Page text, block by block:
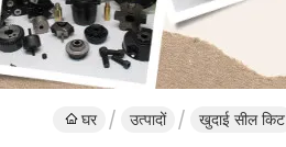
घर उत्पादों खुदाई सील किट